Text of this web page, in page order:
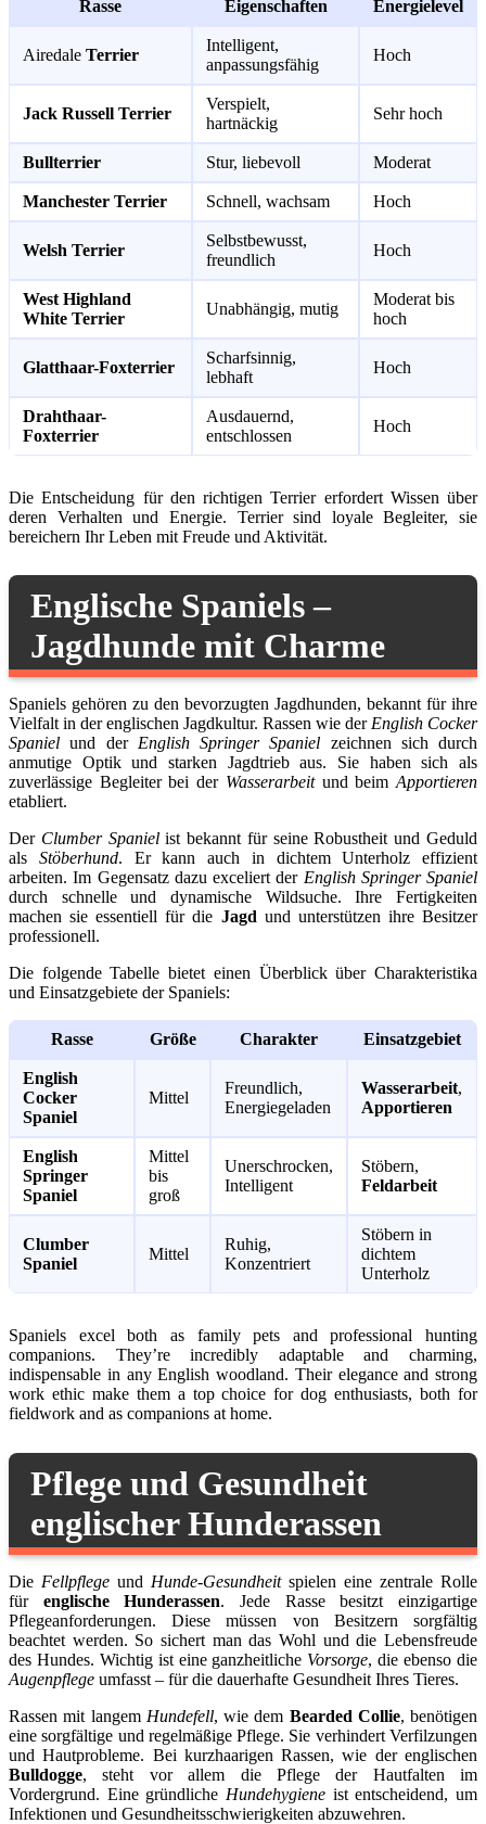
Rasse Eigenschaften Energielevel
Airedale Terrier
Intelligent,
anpassungsfähig
Hoch
Jack Russell Terrier
Verspielt,
hartnäckig
Sehr hoch
Bullterrier Stur, liebevoll Moderat
Manchester Terrier Schnell, wachsam Hoch
Welsh Terrier
Selbstbewusst,
freundlich
Hoch
West Highland
White Terrier
Unabhängig, mutig
Moderat bis
hoch
Glatthaar-Foxterrier
Scharfsinnig,
lebhaft
Hoch
Drahthaar-
Foxterrier
Ausdauernd,
entschlossen
Hoch
Die Entscheidung für den richtigen Terrier erfordert Wissen über
deren Verhalten und Energie. Terrier sind loyale Begleiter, sie
bereichern Ihr Leben mit Freude und Aktivität.
Englische Spaniels –
Jagdhunde mit Charme
Spaniels gehören zu den bevorzugten Jagdhunden, bekannt für ihre
Vielfalt in der englischen Jagdkultur. Rassen wie derEnglish Cocker
Spaniel und der English Springer Spaniel zeichnen sich durch
anmutige Optik und starken Jagdtrieb aus. Sie haben sich als
zuverlässige Begleiter bei der Wasserarbeitund beimApportieren
etabliert.
Der Clumber Spanielist bekannt für seine Robustheit und Geduld
als Stöberhund. Er kann auch in dichtem Unterholz effizient
arbeiten. Im Gegensatz dazu exceliert der English Springer Spaniel
durch schnelle und dynamische Wildsuche. Ihre Fertigkeiten
machen sie essentiell für die Jagdund unterstützen ihre Besitzer
professionell.
Die folgende Tabelle bietet einen Überblick über Charakteristika
und Einsatzgebiete der Spaniels:
Rasse Größe Charakter Einsatzgebiet
English
Cocker
Spaniel
Mittel
Freundlich,
Energiegeladen
Wasserarbeit,
Apportieren
English
Springer
Spaniel
Mittel
bis
groß
Unerschrocken,
Intelligent
Stöbern,
Feldarbeit
Clumber
Spaniel
Mittel
Ruhig,
Konzentriert
Stöbern in
dichtem
Unterholz
Spaniels excel both as family pets and professional hunting
companions. They’re incredibly adaptable and charming,
indispensable in any English woodland. Their elegance and strong
work ethic make them a top choice for dog enthusiasts, both for
fieldwork and as companions at home.
Pflege und Gesundheit
englischer Hunderassen
Die Fellpflege und Hunde-Gesundheitspielen eine zentrale Rolle
für englische Hunderassen. Jede Rasse besitzt einzigartige
Pflegeanforderungen. Diese müssen von Besitzern sorgfältig
beachtet werden. So sichert man das Wohl und die Lebensfreude
des Hundes. Wichtig ist eine ganzheitliche Vorsorge, die ebenso die
Augenpflege umfasst – für die dauerhafte Gesundheit Ihres Tieres.
Rassen mit langem Hundefell, wie dem Bearded Collie, benötigen
eine sorgfältige und regelmäßige Pflege. Sie verhindert Verfilzungen
und Hautprobleme. Bei kurzhaarigen Rassen, wie der englischen
Bulldogge, steht vor allem die Pflege der Hautfalten im
Vordergrund. Eine gründliche Hundehygiene ist entscheidend, um
Infektionen und Gesundheitsschwierigkeiten abzuwehren.